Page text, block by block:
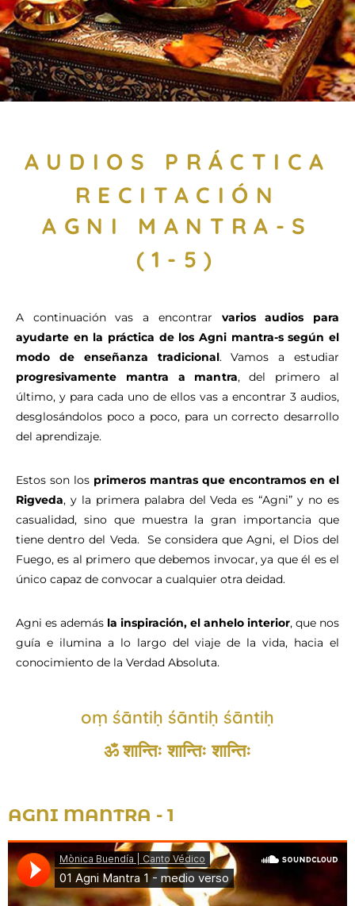
AUDIOS PRÁCTICA
RECITACIÓN
AGNI MANTRA-S
(1-5)
A continuación vas a encontrar varios audios para
ayudarte en la práctica de los Agni mantra-ssegún el
modo de enseñanza tradicional.Vamos a estudiar
progresivamente mantra a mantra, del primero al
último, y para cada uno de ellos vas a encontrar 3 audios,
desglosándolos poco a poco, para un correcto desarrollo
del aprendizaje.
Estos son los primeros mantras que encontramos en el
Rigveda, y la primera palabra del Veda es “Agni” y no es
casualidad, sino que muestra la gran importancia que
tiene dentro del Veda. Se considera que Agni, el Dios del
Fuego, es al primero que debemos invocar, ya que él es el
único capaz de convocar a cualquier otra deidad.
Agni es además la inspiración, el anhelo interior, que nos
guía e ilumina a lo largo del viaje de la vida, hacia el
conocimiento de la Verdad Absoluta.
oṃ śāntiḥ śāntiḥ śāntiḥ
ॐ शान्तिः शान्तिः शान्तिः
AGNI MANTRA - 1